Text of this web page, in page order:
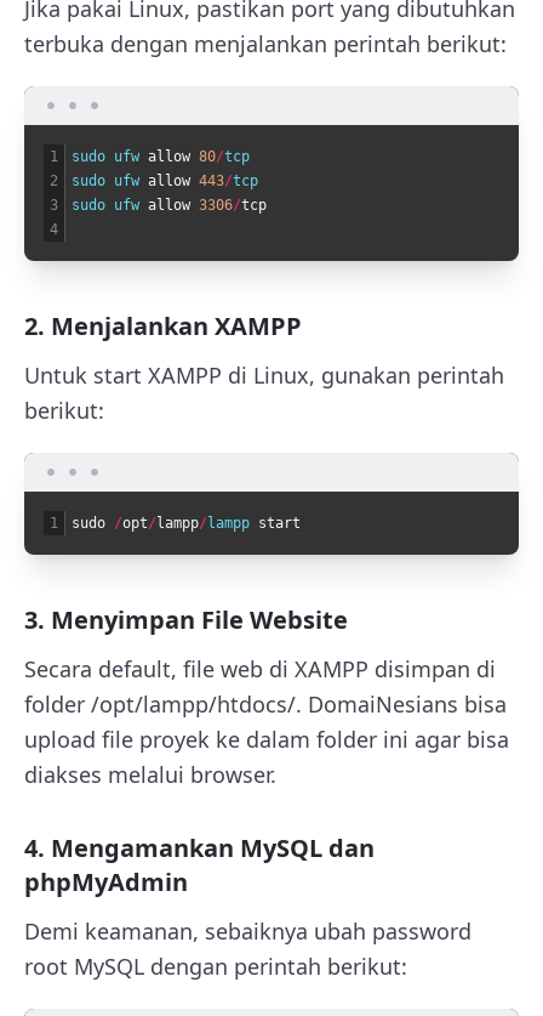
Jika pakai Linux, pastikan port yang dibutuhkan
terbuka dengan menjalankan perintah berikut:
1
2
3
4
sudo ufw allow 80/tcp
sudo ufw allow 443/tcp
sudo ufw allow 3306/tcp
2. Menjalankan XAMPP
Untuk start XAMPP di Linux, gunakan perintah
berikut:
1 sudo /opt/lampp/lampp start
3. Menyimpan File Website
Secara default, file web di XAMPP disimpan di
folder /opt/lampp/htdocs/. DomaiNesians bisa
upload file proyek ke dalam folder ini agar bisa
diakses melalui browser.
4. Mengamankan MySQL dan
phpMyAdmin
Demi keamanan, sebaiknya ubah password
root MySQL dengan perintah berikut: